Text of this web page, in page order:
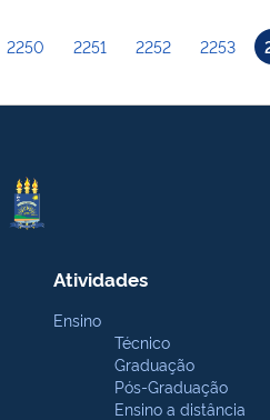
2250 2251 2252 2253
Atividades
Ensino
Técnico
Graduação
Pós-Graduação
Ensino a distância